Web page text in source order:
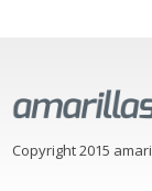
Copyright 2015